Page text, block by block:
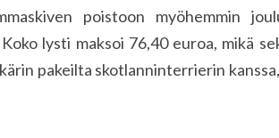
poistoon myöhemmin
lysti maksoi 76,40 euroa, mikä
pakeilta skotlanninterrierin